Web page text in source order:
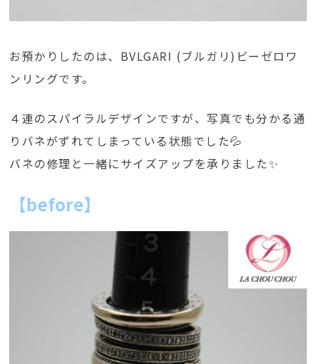
お預かりしたのは、BVLGARI (ブルガリ)ビーゼロワ
ンリングです。
４連のスパイラルデザインですが、写真でも分かる通
りバネがずれてしまっている状態でした💦
バネの修理と一緒にサイズアップを承りました✨
【before】